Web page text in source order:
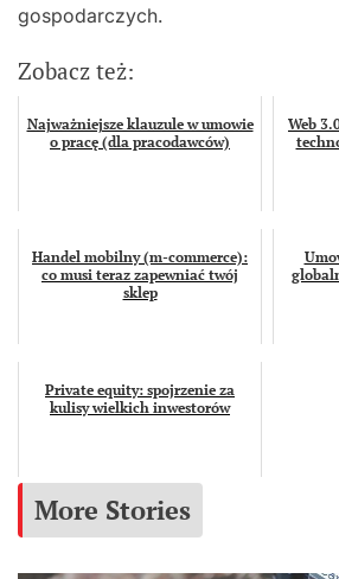
gospodarczych.
Zobacz też:
Najważniejsze klauzule w umowie
o pracę (dla pracodawców)
Web
Handel mobilny (m-commerce):
co musi teraz zapewniać twój
sklep
Private equity: spojrzenie za
kulisy wielkich inwestorów
More Stories